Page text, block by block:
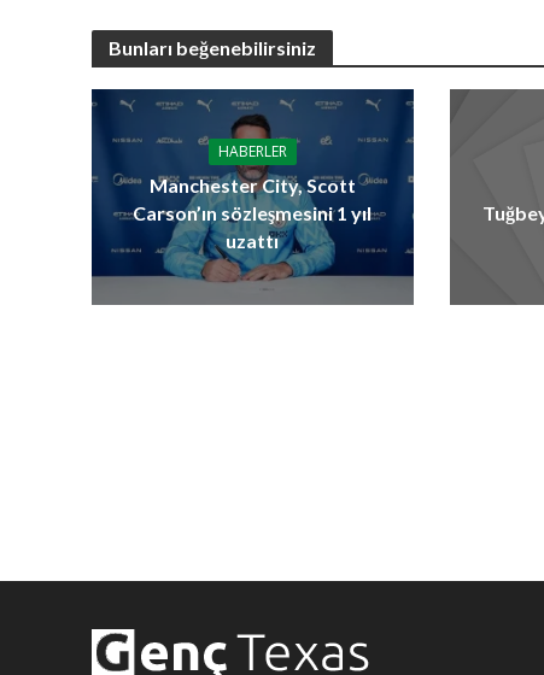
Bunları beğenebilirsiniz
HABERLER
Manchester City, Scott
Carson’ın sözleşmesini 1 yıl
uzattı